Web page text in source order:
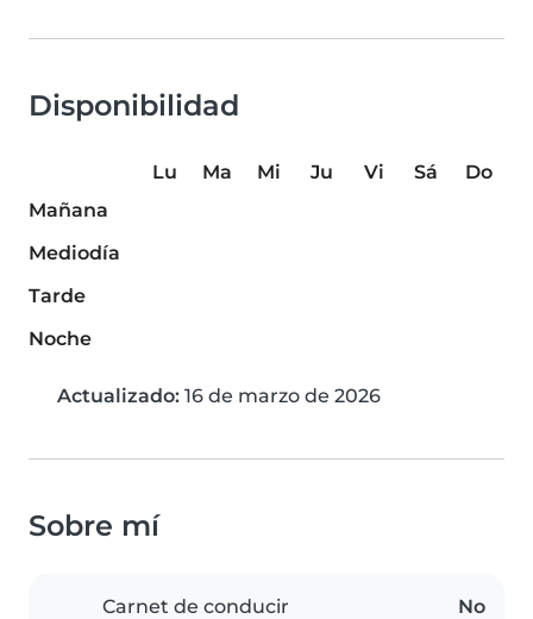
Disponibilidad
Lu Ma Mi Ju Vi Sá
Do
Mañana
Mediodía
Tarde
Noche
Actualizado: 16 de marzo de 2026
Sobre mí
Carnet de conducir No